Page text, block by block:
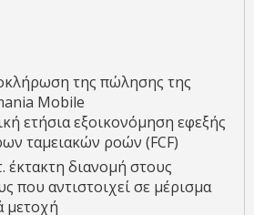
της πώλησης της
Mobile
ετήσια εξοικονόμηση εφεξής
ταμειακών ροών (FCF)
έκτακτη διανομή στους
που αντιστοιχεί σε μέρισμα
μετοχή